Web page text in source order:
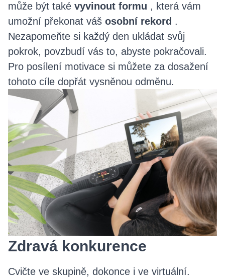
může být také vyvinout formu , která vám
umožní překonat váš osobní rekord .
Nezapomeňte si každý den ukládat svůj
pokrok, povzbudí vás to, abyste pokračovali.
Pro posílení motivace si můžete za dosažení
tohoto cíle dopřát vysněnou odměnu.
Zdravá konkurence
Cvičte ve skupině, dokonce i ve virtuální.